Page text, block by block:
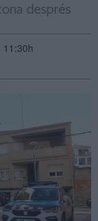
després
11:30h